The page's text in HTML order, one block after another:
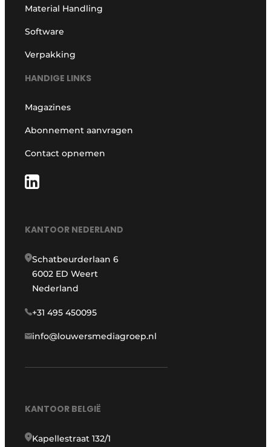
Material Handling
Software
Verpakking
HANDIGE LINKS
Magazines
Abonnement aanvragen
Contact opnemen
KANTOOR NEDERLAND
Schatbeurderlaan 6
6002 ED Weert
Nederland
+31 495 450095
info@louwersmediagroep.nl
KANTOOR BELGIË
Kapellestraat 132/1